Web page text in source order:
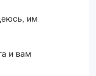
им
и вам